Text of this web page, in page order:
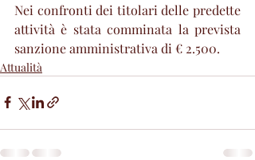
Nei confronti dei titolari delle predette
attività è stata comminata la prevista
sanzione amministrativa di € 2.500.
Attualità